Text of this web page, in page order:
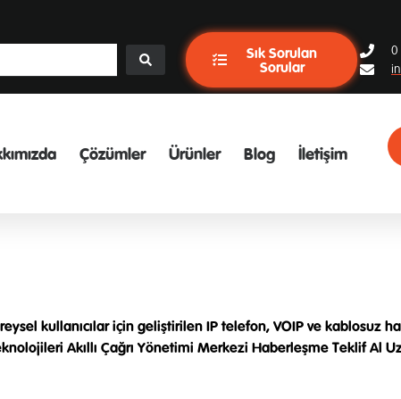
Sık Sorulan
Sorular
0
Çözümler Ürünler Blog İletişim
kullanıcılar için geliştirilen IP telefon, VOIP ve kablosuz
Akıllı Çağrı Yönetimi Merkezi Haberleşme Teklif Al